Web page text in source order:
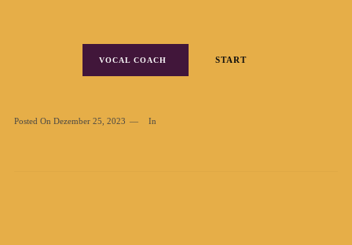
VOCAL COACH START
Posted On Dezember 25, 2023 In